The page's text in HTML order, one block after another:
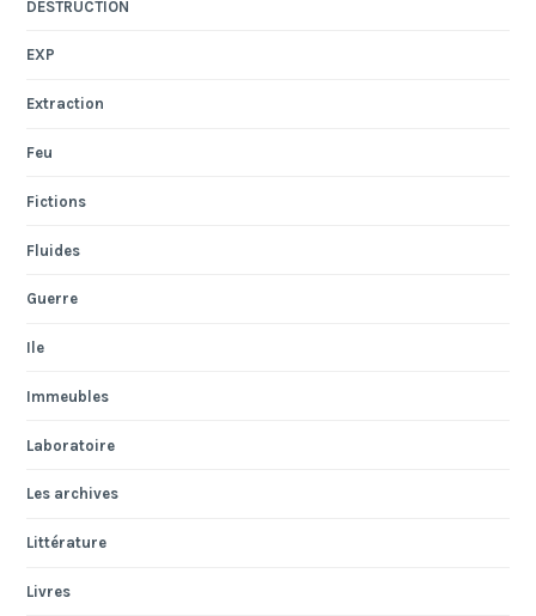
DESTRUCTION
EXP
Extraction
Feu
Fictions
Fluides
Guerre
Ile
Immeubles
Laboratoire
Les archives
Littérature
Livres